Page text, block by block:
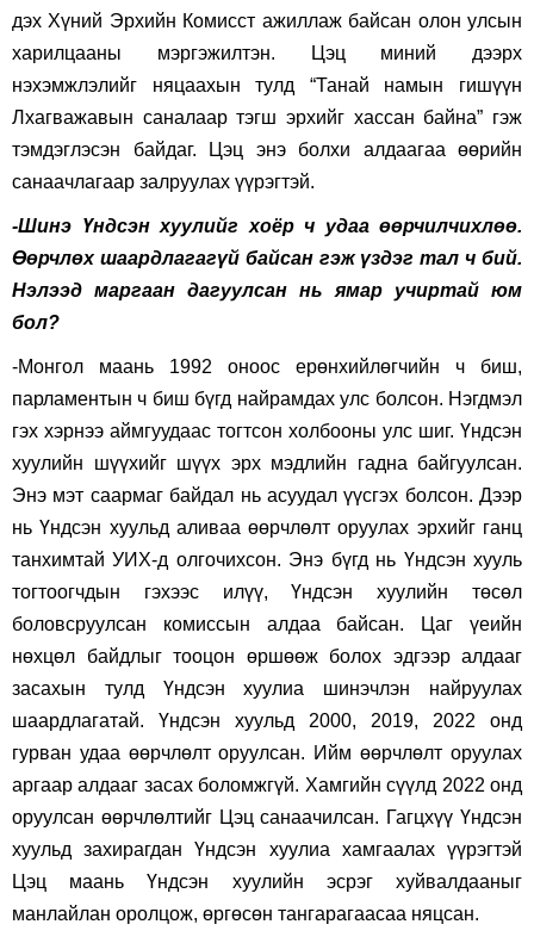
дэх Хүний Эрхийн Комисст ажиллаж байсан олон улсын
харилцааны мэргэжилтэн. Цэц миний дээрх
нэхэмжлэлийг няцаахын тулд “Танай намын гишүүн
Лхагважавын саналаар тэгш эрхийг хассан байна” гэж
тэмдэглэсэн байдаг. Цэц энэ болхи алдаагаа өөрийн
санаачлагаар залруулах үүрэгтэй.
-Шинэ Үндсэн хуулийг хоёр ч удаа өөрчилчихлөө.
Өөрчлөх шаардлагагүй байсан гэж үздэг тал ч бий.
Нэлээд маргаан дагуулсан нь ямар учиртай юм
бол?
-Монгол маань 1992 оноос ерөнхийлөгчийн ч биш,
парламентын ч биш бүгд найрамдах улс болсон. Нэгдмэл
гэх хэрнээ аймгуудаас тогтсон холбооны улс шиг. Үндсэн
хуулийн шүүхийг шүүх эрх мэдлийн гадна байгуулсан.
Энэ мэт саармаг байдал нь асуудал үүсгэх болсон. Дээр
нь Үндсэн хуульд аливаа өөрчлөлт оруулах эрхийг ганц
танхимтай УИХ-д олгочихсон. Энэ бүгд нь Үндсэн хууль
тогтоогчдын гэхээс илүү, Үндсэн хуулийн төсөл
боловсруулсан комиссын алдаа байсан. Цаг үеийн
нөхцөл байдлыг тооцон өршөөж болох эдгээр алдааг
засахын тулд Үндсэн хуулиа шинэчлэн найруулах
шаардлагатай. Үндсэн хуульд 2000, 2019, 2022 онд
гурван удаа өөрчлөлт оруулсан. Ийм өөрчлөлт оруулах
аргаар алдааг засах боломжгүй. Хамгийн сүүлд 2022 онд
оруулсан өөрчлөлтийг Цэц санаачилсан. Гагцхүү Үндсэн
хуульд захирагдан Үндсэн хуулиа хамгаалах үүрэгтэй
Цэц маань Үндсэн хуулийн эсрэг хуйвалдааныг
манлайлан оролцож, өргөсөн тангарагаасаа няцсан.